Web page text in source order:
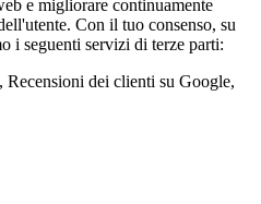
e migliorare continuamente
Con il tuo consenso, su
i seguenti servizi di terze parti:
dei clienti su Google,